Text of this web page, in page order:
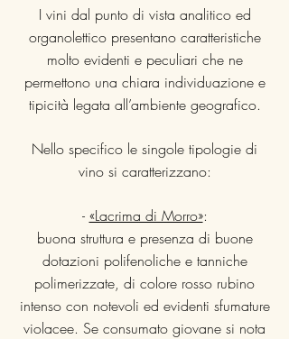
I vini dal punto di vista analitico ed
organolettico presentano caratteristiche
molto evidenti e peculiari che ne
permettono una chiara individuazione e
tipicità legata all’ambiente geografico.
Nello specifico le singole tipologie di
vino si caratterizzano:
- «Lacrima di Morro»:
buona struttura e presenza di buone
dotazioni polifenoliche e tanniche
polimerizzate, di colore rosso rubino
intenso con notevoli ed evidenti sfumature
violacee. Se consumato giovane si nota